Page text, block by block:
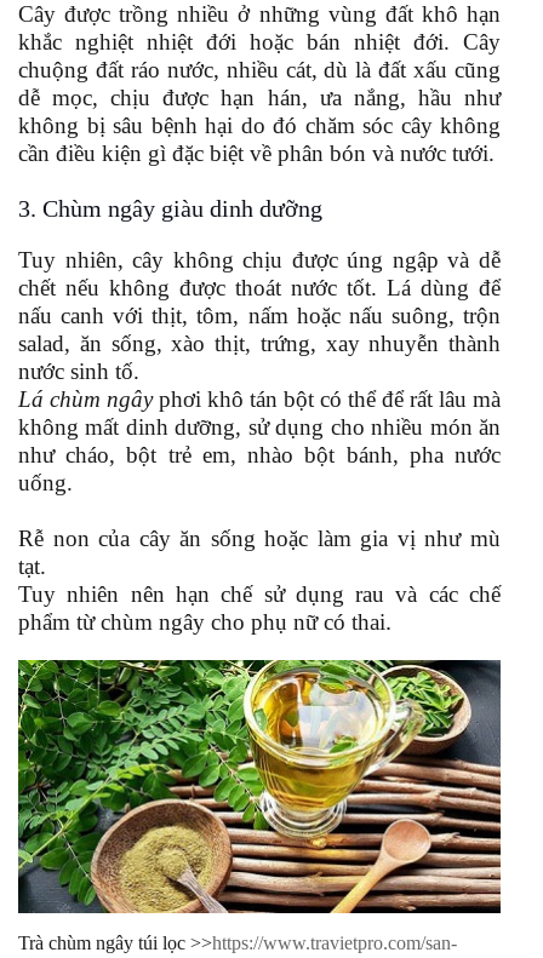
n
g
â
Cây được trồng nhiều ở những vùng đất khô hạn
khắc nghiệt nhiệt đới hoặc bán nhiệt đới. Cây
chuộng đất ráo nước, nhiều cát, dù là đất xấu cũng
dễ mọc, chịu được hạn hán, ưa nắng, hầu như
không bị sâu bệnh hại do đó chăm sóc cây không
cần điều kiện gì đặc biệt về phân bón và nước tưới.
3. Chùm ngây giàu dinh dưỡng
Tuy nhiên, cây không chịu được úng ngập và dễ
chết nếu không được thoát nước tốt. Lá dùng để
nấu canh với thịt, tôm, nấm hoặc nấu suông, trộn
salad, ăn sống, xào thịt, trứng, xay nhuyễn thành
nước sinh tố.
Lá chùm ngâyphơi khô tán bột có thể để rất lâu mà
không mất dinh dưỡng, sử dụng cho nhiều món ăn
như cháo, bột trẻ em, nhào bột bánh, pha nước
uống.
Rễ non của cây ăn sống hoặc làm gia vị như mù
tạt.
Tuy nhiên nên hạn chế sử dụng rau và các chế
phẩm từ chùm ngây cho phụ nữ có thai.
Trà chùm ngây túi lọc >>https://www.travietpro.com/san-